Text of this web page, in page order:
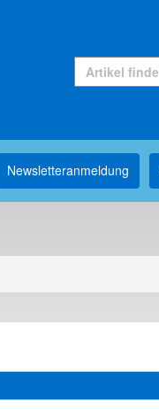
Newsletter­anmeldung